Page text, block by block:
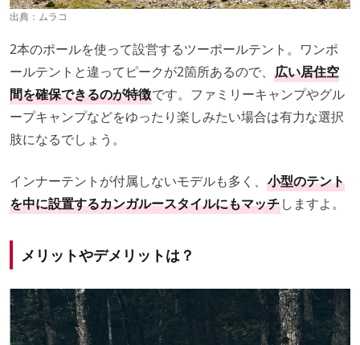
出典： ムラコ
2本のポールを使って設営するツーポールテント。ワンポ
ールテントと違ってピークが2箇所あるので、 広い居住空
間を確保できるのが特徴です。ファミリーキャンプやグル
ープキャンプなどをゆったり楽しみたい場合は有力な選択
肢になるでしょう。
インナーテントが付属しないモデルも多く、 小型のテント
を中に設置するカンガルースタイルにもマッチしますよ。
メリットやデメリットは？